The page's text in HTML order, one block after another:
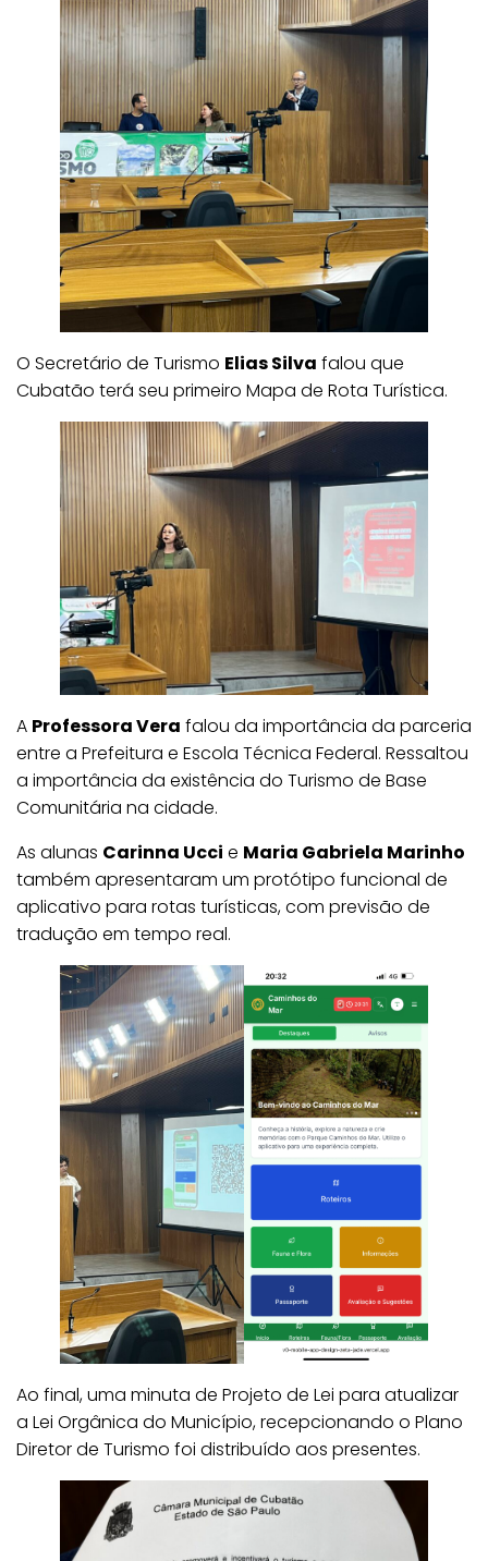
O Secretário de Turismo Elias Silva falou que
Cubatão terá seu primeiro Mapa de Rota Turística.
A Professora Vera falou da importância da parceria
entre a Prefeitura e Escola Técnica Federal. Ressaltou
a importância da existência do Turismo de Base
Comunitária na cidade.
As alunas Carinna Ucci e Maria Gabriela Marinho
também apresentaram um protótipo funcional de
aplicativo para rotas turísticas, com previsão de
tradução em tempo real.
Ao final, uma minuta de Projeto de Lei para atualizar
a Lei Orgânica do Município, recepcionando o Plano
Diretor de Turismo foi distribuído aos presentes.